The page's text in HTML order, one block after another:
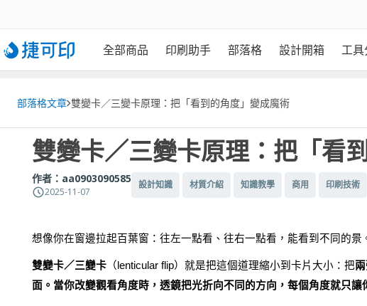
全部商品 印刷助手 部落格 設計開箱 工
部落格文章 雙變卡／三變卡原理：把「看到的角度」變成魔術
雙變卡／三變卡原理：把「看
作者： aa0903090585
2025-11-07
設計知識 材質介紹 知識教學 商用 印刷技術
想像你在窗邊拉起百葉窗：往左一點看、往右一點看，能看到不同的景
雙變卡／三變卡 （lenticular flip）就是把這個道理縮小到卡片大小：把
面。當你改變觀看角度時，透鏡把光折向不同的方向，每個角度就只